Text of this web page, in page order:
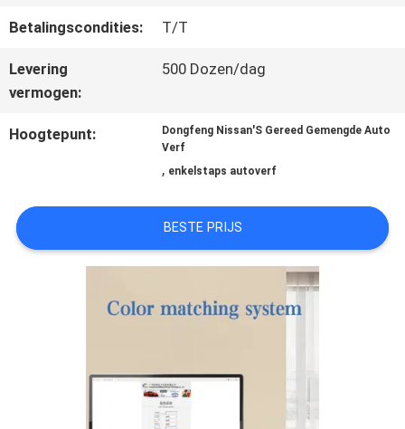
NIEUWS
VRAAG
EEN
AAN
SITEMAP
Betalingscondities: T/T
Levering
vermogen:
500 Dozen/dag
Hoogtepunt:
Dongfeng Nissan'S Gereed Gemengde Auto
Verf
, enkelstaps autoverf
BESTE PRIJS